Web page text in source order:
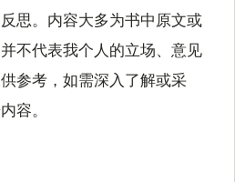
思。内容大多为书中原文或
不代表我个人的立场、意见
参考，如需深入了解或采
容。